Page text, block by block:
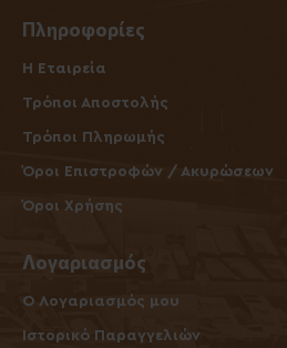
Πληροφορίες
Η Εταιρεία
Τρόποι Αποστολής
Τρόποι Πληρωμής
Όροι Επιστροφών / Ακυρώσεων
Όροι Χρήσης
Λογαριασμός
O Λογαριασμός μου
Ιστορικό Παραγγελιών